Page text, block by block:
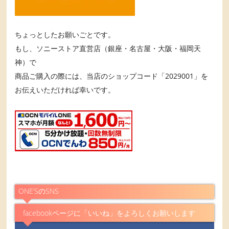
ちょっとしたお願いごとです。
もし、ソニーストア直営店（銀座・名古屋・大阪・福岡天
神）で
商品ご購入の際には、当店のショップコード「2029001」を
お伝えいただければ幸いです。
ONE’SのSNS
facebookページに「いいね」をよろしくお願いします